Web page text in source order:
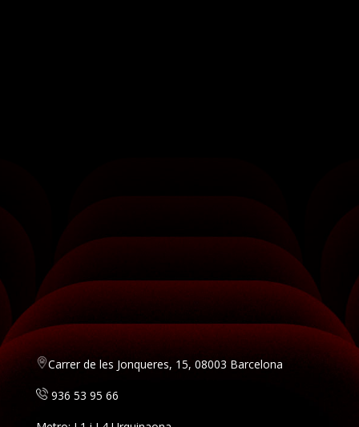
Carrer de les Jonqueres, 15, 08003 Barcelona
936 53 95 66